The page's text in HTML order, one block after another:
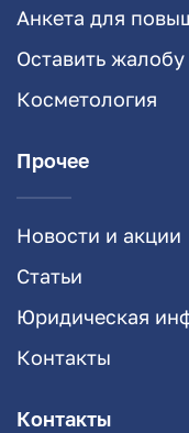
Анкета для
Оставить жалобу
Косметология
Прочее
Новости и акции
Статьи
Юридическая
Контакты
Контакты